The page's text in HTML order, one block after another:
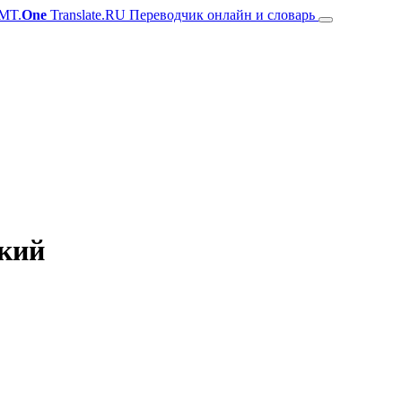
One Translate.RU Переводчик онлайн и словарь